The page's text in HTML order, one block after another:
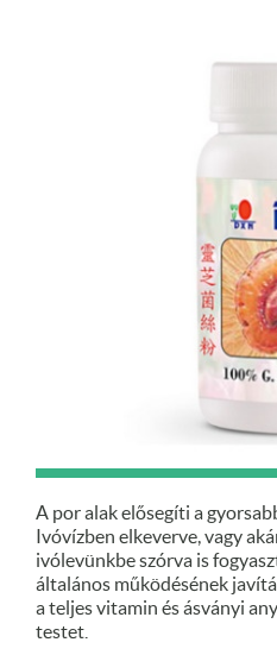
A por alak elősegíti a
Ivóvízben elkeverve, vagy
ivólevünkbe szórva is
általános működésének
a teljes vitamin és ásványi
testet.